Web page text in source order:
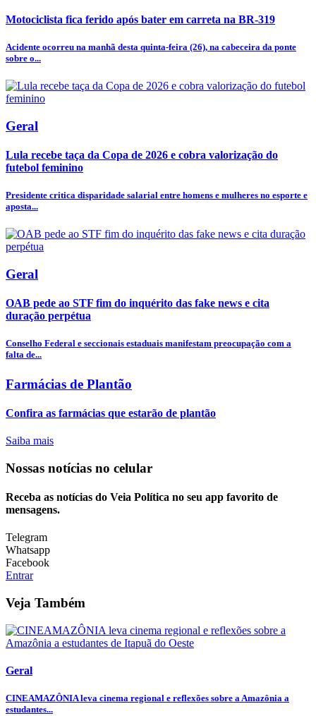
Motociclista fica ferido após bater em carreta na BR-319
Acidente ocorreu na manhã desta quinta-feira (26), na cabeceira da ponte
sobre o...
Geral
Lula recebe taça da Copa de 2026 e cobra valorização do
futebol feminino
Presidente critica disparidade salarial entre homens e mulheres no esporte e
aposta...
Geral
OAB pede ao STF fim do inquérito das fake news e cita
duração perpétua
Conselho Federal e seccionais estaduais manifestam preocupação com a
falta de...
Farmácias de Plantão
Confira as farmácias que estarão de plantão
Saiba mais
Nossas notícias no celular
Receba as notícias do Veia Política no seu app favorito de
mensagens.
Telegram
Whatsapp
Facebook
Entrar
Veja Também
Geral
CINEAMAZÔNIA leva cinema regional e reflexões sobre a Amazônia a
estudantes...